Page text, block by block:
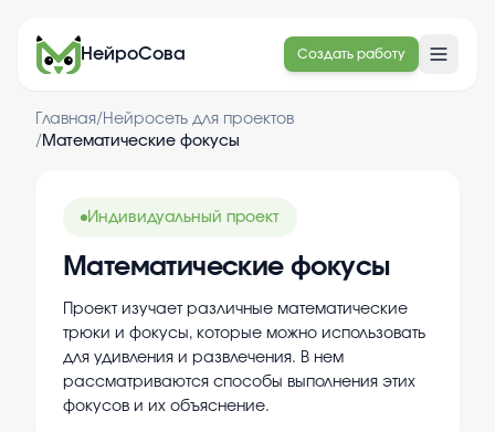
НейроСова Создать работу
Главная/ Нейросеть для проектов
/ Математические фокусы
Индивидуальный проект
Математические фокусы
Проект изучает различные математические
трюки и фокусы, которые можно использовать
для удивления и развлечения. В нем
рассматриваются способы выполнения этих
фокусов и их объяснение.